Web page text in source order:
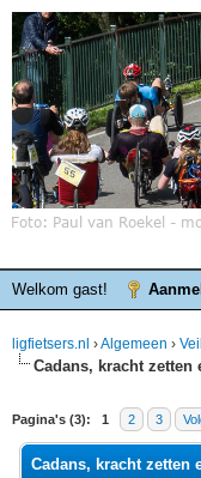
Welkom gast!
ligfietsers.nl ›Algemeen ›
Cadans, kracht zetten
Pagina's (3): 1 2 3
waardering is 0
Cadans, kracht zetten